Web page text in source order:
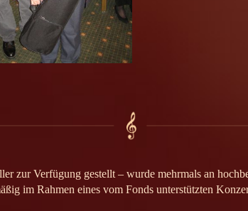
zur Verfügung gestellt – wurde mehrmals an
im Rahmen eines vom Fonds unterstützten